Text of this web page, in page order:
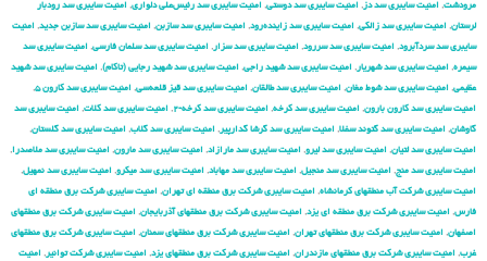
مرودشت, امنیت سایبری سد دز , امنیت سایبری سد دوستی, امنیت سایبری سد رئیس‌علی دلواری, امنیت سایبری سد رودبار
لرستان, امنیت سایبری سد زالکی, امنیت سایبری سد زاینده‌رود, امنیت سایبری سد سازبن, امنیت سایبری سد سازبن جدید, امنیت
سایبری سد سردآبرود, امنیت سایبری سد سررود, امنیت سایبری سد سزار , امنیت سایبری سد سلمان فارسی, امنیت سایبری سد
سیمره, امنیت سایبری سد شهریار , امنیت سایبری سد شهید راجی, امنیت سایبری سد شهید رجایی (تاکام), امنیت سایبری سد شهید
عظیمی, امنیت سایبری سد شوط مغان, امنیت سایبری سد طالقان, امنیت سایبری سد قیز قلعه‌سی, امنیت سایبری سد کارون ۵ ,
امنیت سایبری سد کارون بارون, امنیت سایبری سد کرخه, امنیت سایبری سد کرخه-۲ , امنیت سایبری سد کلات, امنیت سایبری سد
گاوشان, امنیت سایبری سد گتوند سفلا, امنیت سایبری سد گرشا گدارپیر , امنیت سایبری سد گلاب, امنیت سایبری سد گلستان,
امنیت سایبری سد لتیان, امنیت سایبری سد لیرو, امنیت سایبری سد مارازاد, امنیت سایبری سد مارون, امنیت سایبری سد ملاصدرا,
امنیت سایبری سد منج, امنیت سایبری سد منجیل, امنیت سایبری سد مهاباد, امنیت سایبری سد میکرو, امنیت سایبری سد نمهیل,
امنیت سایبری شركت آب منطقهای كرمانشاه, امنیت سایبری شركت برق منطقه ای تهران, امنیت سایبری شركت برق منطقه ای
فارس, امنیت سایبری شركت برق منطقه ای یزد, امنیت سایبری شركت برق منطقهای آذربایجان, امنیت سایبری شركت برق منطقهای
اصفهان, امنیت سایبری شركت برق منطقهای تهران, امنیت سایبری شركت برق منطقهای سمنان, امنیت سایبری شركت برق منطقهای
غرب, امنیت سایبری شركت برق منطقهای مازندران, امنیت سایبری شركت برق منطقهای یزد, امنیت سایبری شركت توانیر , امنیت